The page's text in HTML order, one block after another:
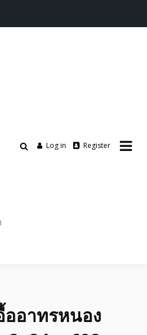
Log in Register
อาทรหนอง